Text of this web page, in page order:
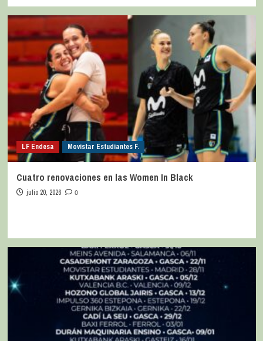
LF Endesa Movistar Estudiantes F.
Cuatro renovaciones en las Women In Black
julio 20, 2026 0